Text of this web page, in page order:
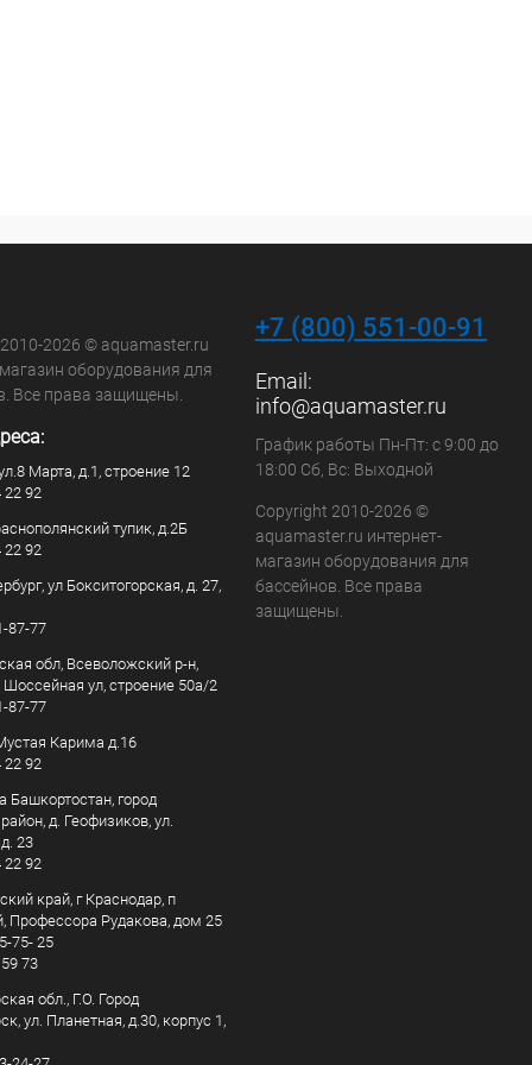
2026 © aquamaster.ru
оборудования для
Все права защищены.
Марта, д.1, строение 12
22 92
тупик, д.2Б
22 92
ул Бокситогорская, д. 27,
87-77
обл, Всеволожский р-н,
Шоссейная ул, строение 50а/2
87-77
Карима д.16
22 92
Башкортостан, город
д. Геофизиков, ул.
23
22 92
край, г Краснодар, п
Профессора Рудакова, дом 25
75- 25
73
обл., Г.О. Город
ул. Планетная, д.30, корпус 1,
+7 (800) 551-00-91
Email:
info@aquamaster.ru
График работы Пн-Пт: с 9:00 до
18:00 Сб, Вс: Выходной
Copyright 2010-2026 ©
aquamaster.ru интернет-
магазин оборудования для
бассейнов. Все права
защищены.